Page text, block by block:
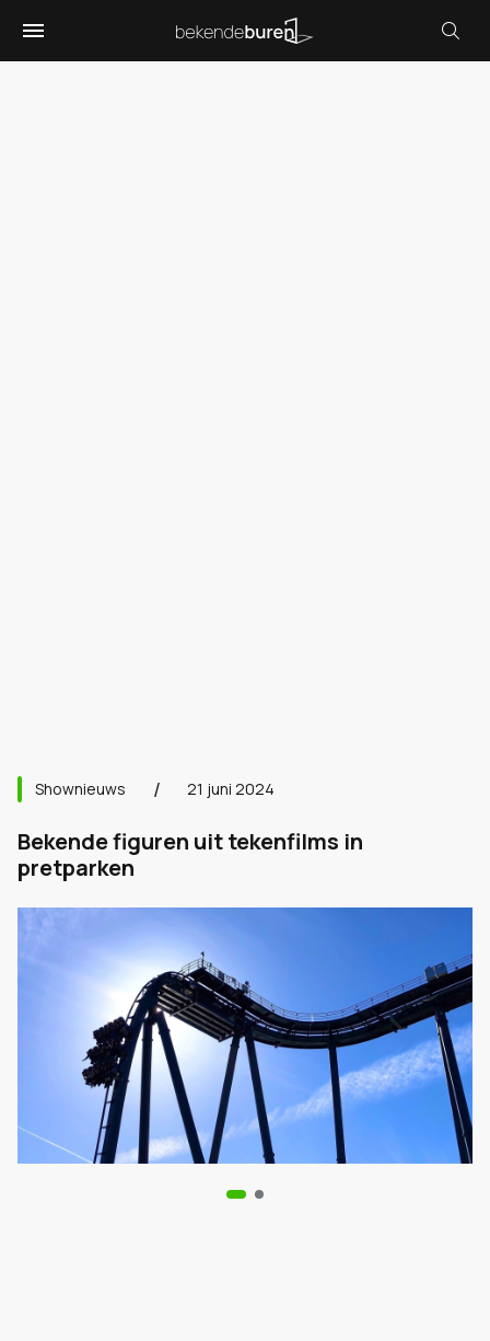
Shownieuws 21 juni 2024
Bekende figuren uit tekenfilms in
pretparken